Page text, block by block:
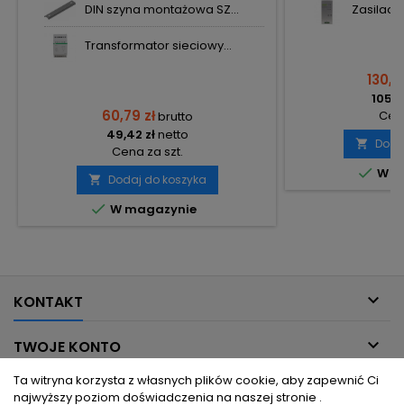
DIN szyna montażowa SZ...
Transformator sieciowy...
60,79 złbrutto
49,42 złnetto
Cena za szt.
 Dodaj do koszyka
 W magazynie
Zasilacz

 W
KONTAKT 
TWOJE KONTO 
INFORMACJE DLA CIEBIE 
Ta witryna korzysta z własnych plików cookie, aby zapewnić Ci
najwyższy poziom doświadczenia na naszej stronie .